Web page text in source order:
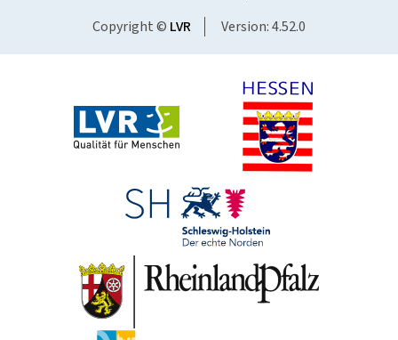
Copyright © LVR Version: 4.52.0